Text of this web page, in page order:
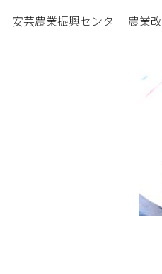
安芸農業振興センター 農業